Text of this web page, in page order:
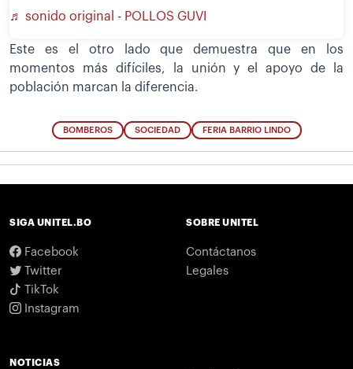
♬ sonido original - POLLOS GUVI
Este es el otro lado que demuestra que en los
momentos más difíciles, la unión y el apoyo de la
población marcan la diferencia.
BOMBEROS SOCIEDAD FERIA BARRIO LINDO
SIGA UNITEL.BO
Facebook
Twitter
TikTok
Instagram
SOBRE UNITEL
Contáctanos
Legales
NOTICIAS